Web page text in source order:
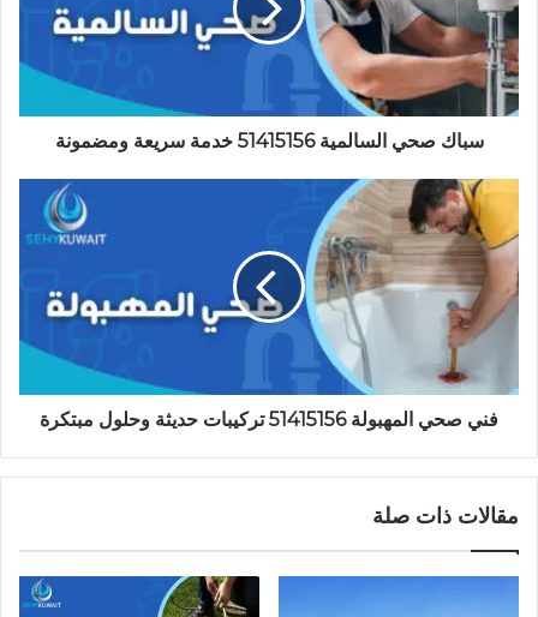
خدمة
سريعة
ومضمونة
سباك صحي السالمية 51415156 خدمة سريعة ومضمونة
فني
صحي
المهبولة
51415156
تركيبات
حديثة
وحلول
فني صحي المهبولة 51415156 تركيبات حديثة وحلول مبتكرة
مقالات ذات صلة